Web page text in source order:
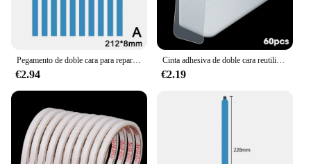
€2.94
Cinta adhesiva de doble cara reutilizable, pegatina de pared de PVC transparente, impermeable, Nano, suministro para el hogar
€2.19